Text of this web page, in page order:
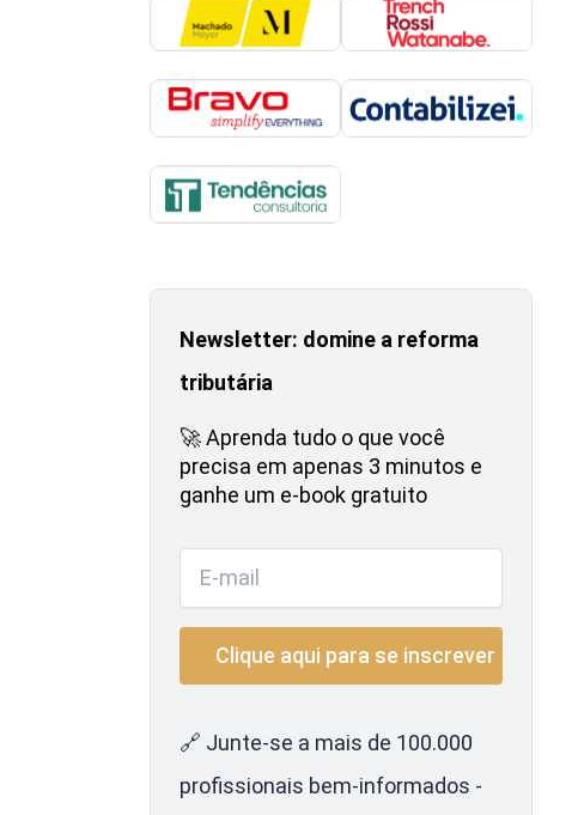
Newsletter: domine a reforma
tributária
🚀 Aprenda tudo o que você
precisa em apenas 3 minutos e
ganhe um e-book gratuito
🔗 Junte-se a mais de 100.000
profissionais bem-informados -